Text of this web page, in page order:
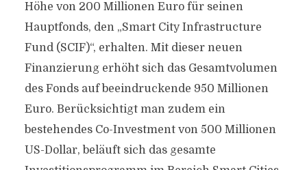
Höhe von 200 Millionen Euro für seinen
Hauptfonds, den „Smart City Infrastructure
Fund (SCIF)“, erhalten. Mit dieser neuen
Finanzierung erhöht sich das Gesamtvolumen
des Fonds auf beeindruckende 950 Millionen
Euro. Berücksichtigt man zudem ein
bestehendes Co-Investment von 500 Millionen
US-Dollar, beläuft sich das gesamte